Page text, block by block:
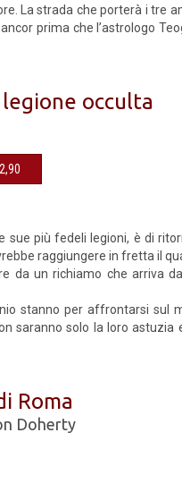
La strada che porterà i tre
prima che l’astrologo
occulta
€ 12,90
sue più fedeli legioni, è di
raggiungere in fretta il
da un richiamo che arriva
stanno per affrontarsi sul
saranno solo la loro astuzia
Roma
Doherty